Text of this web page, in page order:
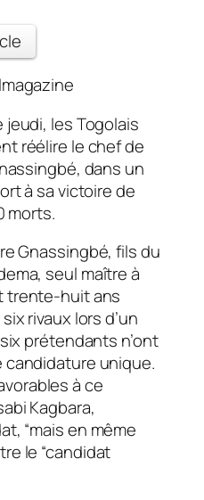
les Togolais
réélire le chef de
dans un
à sa victoire de
morts.
Gnassingbé, fils du
seul maître à
trente-huit ans
rivaux lors d’un
prétendants n’ont
candidature unique.
à ce
Kagbara,
“mais en même
le “candidat